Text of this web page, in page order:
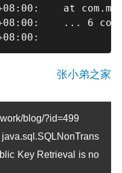
2023-07-12
.. . 6
张小弟之家
blog/?id=499
Key Retrieval is no